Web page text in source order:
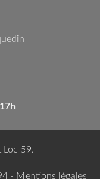
59.
- Mentions légales